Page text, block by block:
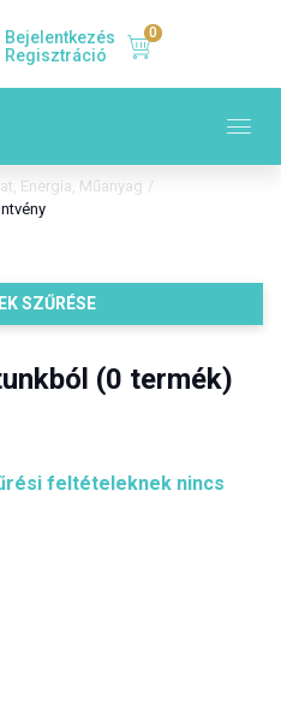
Bejelentkezés
Regisztráció
0
Energia, Műanyag /
SZŰRÉSE
(0 termék)
feltételeknek nincs